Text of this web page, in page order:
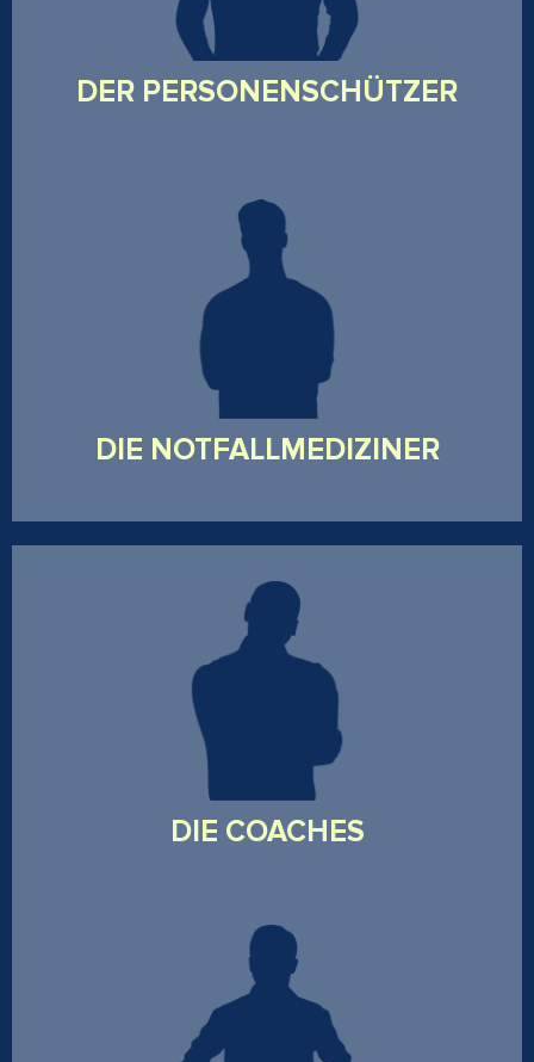
DER PERSONENSCHÜTZER
vorausschauende Gefahrenanalyse und effektives
Handeln im Ernstfall.
DIE NOTFALLMEDIZINER
Erfahrener Notarzt/Notfallsanitäter mit Schwerpunkt
auf taktischer Einsatzmedizin - ob im polizeilichen
Kontext oder bei zivilen Großschadenslagen. Er sorgt
für die praxisnahe Integration lebensrettender
Maßnahmen unter taktischen Bedingungen.
DIE COACHES
Ein Team aus Leistungssportlern, Pädagogen,
Psychotherapeuten und Erste-Hilfe-Ausbildern mit
einem gemeinsamen Ziel: Prävention durch mentale
und körperliche Stärke. Sie bringen die menschliche
Komponente in die taktische Ausbildung - nachhaltig,
reflektiert und lösungsorientiert.
Langjährige Ausbilder von Polizei und anderen
Sicherheitsbehörden mit didaktischem Feingefühl und